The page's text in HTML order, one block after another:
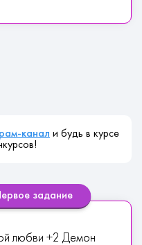
канал и будь в курсе
задание
любви +2 Демон